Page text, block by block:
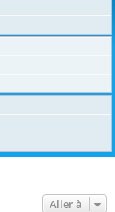
Aller à